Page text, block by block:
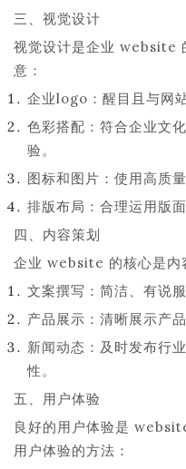
三、视觉设计
视觉设计是企业 website
意：
企业logo：醒目且与网
色彩搭配：符合企业文
验。
图标和图片：使用高质
排版布局：合理运用版
四、内容策划
企业 website 的核心是内
文案撰写：简洁、有说
产品展示：清晰展示产
新闻动态：及时发布行
性。
五、用户体验
良好的用户体验是
用户体验的方法：